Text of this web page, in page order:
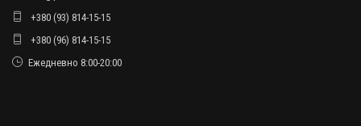
+380 (93) 814-15-15
+380 (96) 814-15-15
Ежедневно 8:00-20:00